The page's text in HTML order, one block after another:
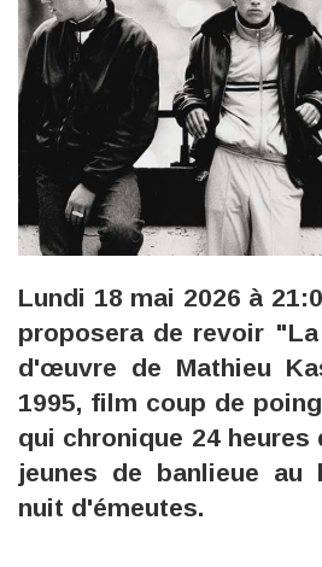
Lundi 18 mai 2026 à
proposera de revoir
d'œuvre de Mathieu
1995, film coup de
qui chronique 24
jeunes de banlieue au
nuit d'émeutes.